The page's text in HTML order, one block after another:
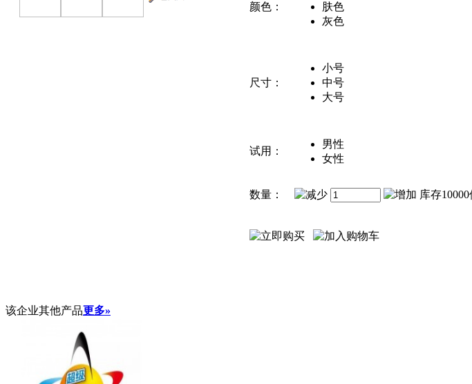
颜色：
肤色
灰色
尺寸：
小号
中号
大号
试用：
男性
女性
数量： 库存10000
该企业其他产品更多»